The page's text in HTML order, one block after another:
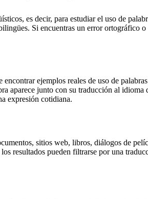
es decir, para estudiar el uso de
Si encuentras un error
ejemplos reales de uso de
aparece junto con su traducción al
expresión cotidiana.
sitios web, libros, diálogos de
resultados pueden filtrarse por una